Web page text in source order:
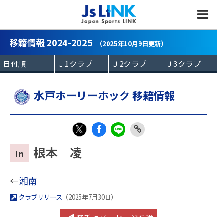
移籍情報 2024-2025 （2025年10月9日更新）
水戸ホーリーホック 移籍情報
X
In 根本 凌
←湘南
クラブリリース （2025年7月30日）